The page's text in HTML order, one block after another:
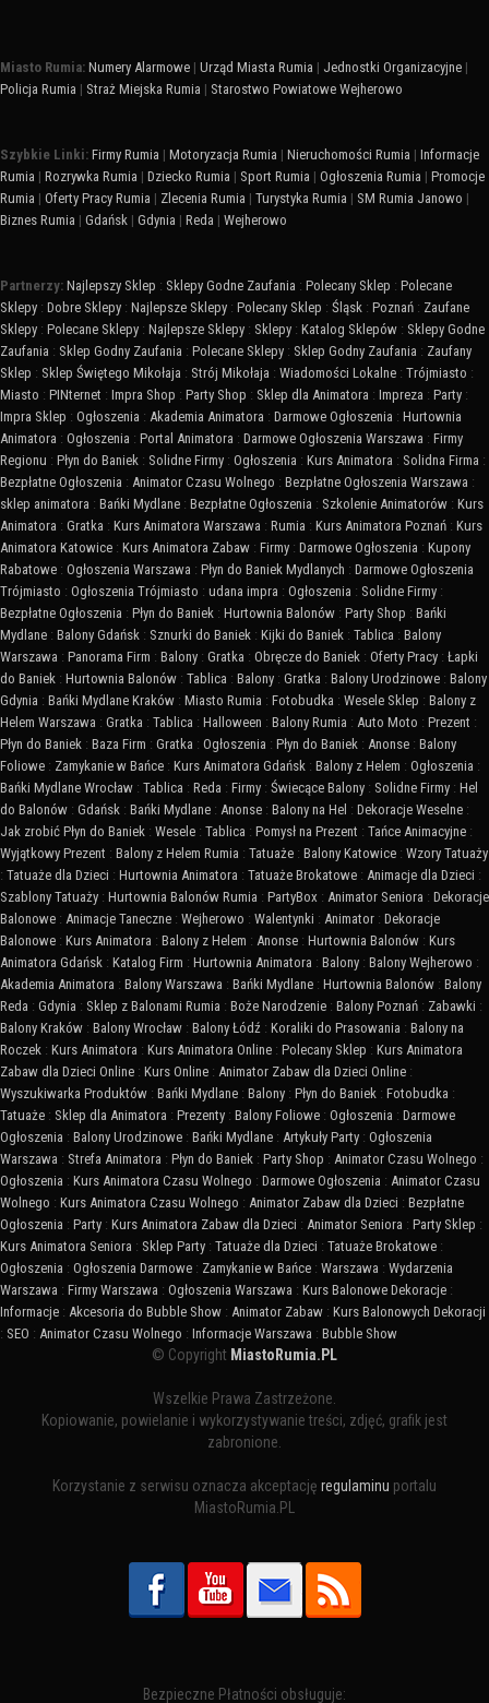
Miasto Rumia: Numery Alarmowe | Urząd Miasta Rumia | Jednostki Organizacyjne |
Policja Rumia | Straż Miejska Rumia | Starostwo Powiatowe Wejherowo
Szybkie Linki: Firmy Rumia | Motoryzacja Rumia | Nieruchomości Rumia | Informacje
Rumia | Rozrywka Rumia | Dziecko Rumia | Sport Rumia | Ogłoszenia Rumia | Promocje
Rumia | Oferty Pracy Rumia | Zlecenia Rumia | Turystyka Rumia | SM Rumia Janowo |
Biznes Rumia | Gdańsk | Gdynia | Reda | Wejherowo
Partnerzy: Najlepszy Sklep : Sklepy Godne Zaufania : Polecany Sklep : Polecane
Sklepy : Dobre Sklepy : Najlepsze Sklepy : Polecany Sklep : Śląsk : Poznań : Zaufane
Sklepy : Polecane Sklepy : Najlepsze Sklepy : Sklepy : Katalog Sklepów : Sklepy Godne
Zaufania : Sklep Godny Zaufania : Polecane Sklepy : Sklep Godny Zaufania : Zaufany
Sklep : Sklep Świętego Mikołaja : Strój Mikołaja : Wiadomości Lokalne : Trójmiasto :
Miasto : PINternet : Impra Shop : Party Shop : Sklep dla Animatora : Impreza : Party :
Impra Sklep : Ogłoszenia : Akademia Animatora : Darmowe Ogłoszenia : Hurtownia
Animatora : Ogłoszenia : Portal Animatora : Darmowe Ogłoszenia Warszawa : Firmy
Regionu : Płyn do Baniek : Solidne Firmy : Ogłoszenia : Kurs Animatora : Solidna Firma :
Bezpłatne Ogłoszenia : Animator Czasu Wolnego : Bezpłatne Ogłoszenia Warszawa :
sklep animatora : Bańki Mydlane : Bezpłatne Ogłoszenia : Szkolenie Animatorów : Kurs
Animatora : Gratka : Kurs Animatora Warszawa : Rumia : Kurs Animatora Poznań : Kurs
Animatora Katowice : Kurs Animatora Zabaw : Firmy : Darmowe Ogłoszenia : Kupony
Rabatowe : Ogłoszenia Warszawa : Płyn do Baniek Mydlanych : Darmowe Ogłoszenia
Trójmiasto : Ogłoszenia Trójmiasto : udana impra : Ogłoszenia : Solidne Firmy :
Bezpłatne Ogłoszenia : Płyn do Baniek : Hurtownia Balonów : Party Shop : Bańki
Mydlane : Balony Gdańsk : Sznurki do Baniek : Kijki do Baniek : Tablica : Balony
Warszawa : Panorama Firm : Balony : Gratka : Obręcze do Baniek : Oferty Pracy : Łapki
do Baniek : Hurtownia Balonów : Tablica : Balony : Gratka : Balony Urodzinowe : Balony
Gdynia : Bańki Mydlane Kraków : Miasto Rumia : Fotobudka : Wesele Sklep : Balony z
Helem Warszawa : Gratka : Tablica : Halloween : Balony Rumia : Auto Moto : Prezent :
Płyn do Baniek : Baza Firm : Gratka : Ogłoszenia : Płyn do Baniek : Anonse : Balony
Foliowe : Zamykanie w Bańce : Kurs Animatora Gdańsk : Balony z Helem : Ogłoszenia :
Bańki Mydlane Wrocław : Tablica : Reda : Firmy : Świecące Balony : Solidne Firmy : Hel
do Balonów : Gdańsk : Bańki Mydlane : Anonse : Balony na Hel : Dekoracje Weselne :
Jak zrobić Płyn do Baniek : Wesele : Tablica : Pomysł na Prezent : Tańce Animacyjne :
Wyjątkowy Prezent : Balony z Helem Rumia : Tatuaże : Balony Katowice : Wzory Tatuaży
: Tatuaże dla Dzieci : Hurtownia Animatora : Tatuaże Brokatowe : Animacje dla Dzieci :
Szablony Tatuaży : Hurtownia Balonów Rumia : PartyBox : Animator Seniora : Dekoracje
Balonowe : Animacje Taneczne : Wejherowo : Walentynki : Animator : Dekoracje
Balonowe : Kurs Animatora : Balony z Helem : Anonse : Hurtownia Balonów : Kurs
Animatora Gdańsk : Katalog Firm : Hurtownia Animatora : Balony : Balony Wejherowo :
Akademia Animatora : Balony Warszawa : Bańki Mydlane : Hurtownia Balonów : Balony
Reda : Gdynia : Sklep z Balonami Rumia : Boże Narodzenie : Balony Poznań : Zabawki :
Balony Kraków : Balony Wrocław : Balony Łódź : Koraliki do Prasowania : Balony na
Roczek : Kurs Animatora : Kurs Animatora Online : Polecany Sklep : Kurs Animatora
Zabaw dla Dzieci Online : Kurs Online : Animator Zabaw dla Dzieci Online :
Wyszukiwarka Produktów : Bańki Mydlane : Balony : Płyn do Baniek : Fotobudka :
Tatuaże : Sklep dla Animatora : Prezenty : Balony Foliowe : Ogłoszenia : Darmowe
Ogłoszenia : Balony Urodzinowe : Bańki Mydlane : Artykuły Party : Ogłoszenia
Warszawa : Strefa Animatora : Płyn do Baniek : Party Shop : Animator Czasu Wolnego :
Ogłoszenia : Kurs Animatora Czasu Wolnego : Darmowe Ogłoszenia : Animator Czasu
Wolnego : Kurs Animatora Czasu Wolnego : Animator Zabaw dla Dzieci : Bezpłatne
Ogłoszenia : Party : Kurs Animatora Zabaw dla Dzieci : Animator Seniora : Party Sklep :
Kurs Animatora Seniora : Sklep Party : Tatuaże dla Dzieci : Tatuaże Brokatowe :
Ogłoszenia : Ogłoszenia Darmowe : Zamykanie w Bańce : Warszawa : Wydarzenia
Warszawa : Firmy Warszawa : Ogłoszenia Warszawa : Kurs Balonowe Dekoracje :
Informacje : Akcesoria do Bubble Show : Animator Zabaw : Kurs Balonowych Dekoracji
: SEO : Animator Czasu Wolnego : Informacje Warszawa : Bubble Show
© Copyright MiastoRumia.PL
Wszelkie Prawa Zastrzeżone.
Kopiowanie, powielanie i wykorzystywanie treści, zdjęć, grafik jest
zabronione.
Korzystanie z serwisu oznacza akceptację regulaminu portalu
MiastoRumia.PL
Bezpieczne Płatności obsługuje: